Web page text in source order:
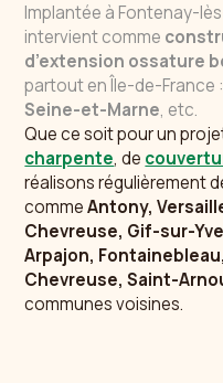
Implantée à Fontenay-
intervient comme
d’extension ossature
partout en Île-de-France :
Seine-et-Marne, etc.
Que ce soit pour un
charpente, de
réalisons régulièrement
commeAntony,
Chevreuse, Gif-sur-
Arpajon,
Chevreuse, Saint-
communes voisines.